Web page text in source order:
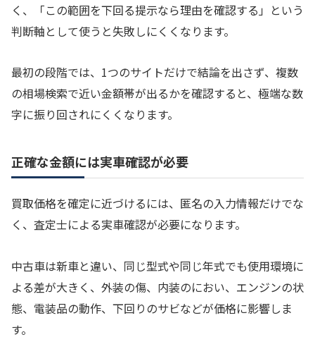
く、「この範囲を下回る提示なら理由を確認する」という
判断軸として使うと失敗しにくくなります。
最初の段階では、1つのサイトだけで結論を出さず、複数
の相場検索で近い金額帯が出るかを確認すると、極端な数
字に振り回されにくくなります。
正確な金額には実車確認が必要
買取価格を確定に近づけるには、匿名の入力情報だけでな
く、査定士による実車確認が必要になります。
中古車は新車と違い、同じ型式や同じ年式でも使用環境に
よる差が大きく、外装の傷、内装のにおい、エンジンの状
態、電装品の動作、下回りのサビなどが価格に影響しま
す。